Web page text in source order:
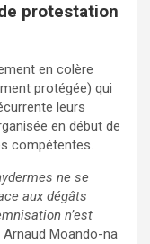
protestation
en colère
protégée) qui
leurs
en début de
compétentes.
ne se
aux dégâts
n’est
Arnaud Moando-na